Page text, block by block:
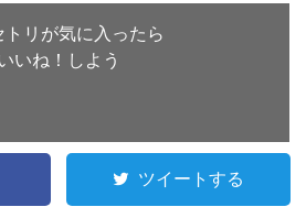
トリが気に入ったら
いね！しよう
ツイートする